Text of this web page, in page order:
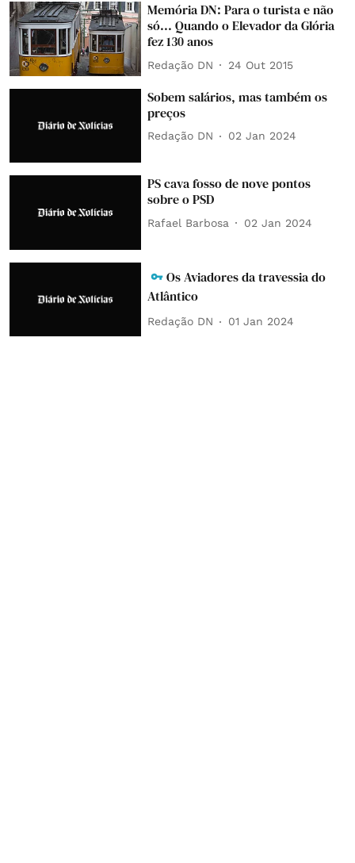
Memória DN: Para o turista e não
só... Quando o Elevador da Glória
fez 130 anos
Redação DN 24 Out 2015
Sobem salários, mas também os
preços
Redação DN 02 Jan 2024
PS cava fosso de nove pontos
sobre o PSD
Rafael Barbosa 02 Jan 2024
Os Aviadores da travessia do
Atlântico
Redação DN 01 Jan 2024